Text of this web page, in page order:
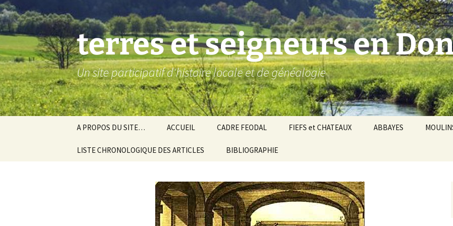
Aller
au
contenu
terres et seigneurs en
Un site participatif d'histoire locale et de généalogie
A PROPOS DU SITE… ACCUEIL CADRE FEODAL
Baronnie de Donzy
Comté-duché de Nevers
Grands fiefs voisins Baronnie de Toucy
FIEFS et CHATEAUX ABBAYES
LISTE CHRONOLOGIQUE DES ARTICLES BIBLIOGRAPHIE